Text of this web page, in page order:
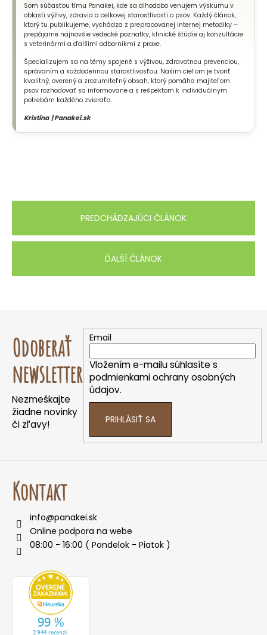
Som súčasťou tímu Panakei, kde sa dlhodobo venujem výskumu v
oblasti výživy, zdravia a celkovej starostlivosti o psov. Každý článok,
ktorý tu publikujeme, vychádza z prepracovanej internej metodiky –
prepájame najnovšie vedecké poznatky, klinické štúdie aj konzultácie
s veterinármi a ďalšími odborníkmi z praxe.
Špecializujem sa na témy spojené s výživou, zdravotnou prevenciou,
správaním a každodennou starostlivosťou. Naším cieľom je tvoriť
kvalitný, overený a zrozumiteľný obsah, ktorý pomáha majiteľom
psov rozhodovať sa informovane a s rešpektom k individuálnym
potrebám každého zvieraťa.
Kristína | Panakei.sk
PREDCHÁDZAJÚCI ČLÁNOK
ĎALŠÍ ČLÁNOK
Z
Odoberať
newsletter
Nezmeškajte
žiadne novinky
či zľavy!
Email
Vložením e-mailu súhlasíte s
podmienkami ochrany osobných
údajov.
PRIHLÁSIŤ SA
Kontakt
info@panakei.sk
Online podpora na webe
08:00 - 16:00 ( Pondelok - Piatok )